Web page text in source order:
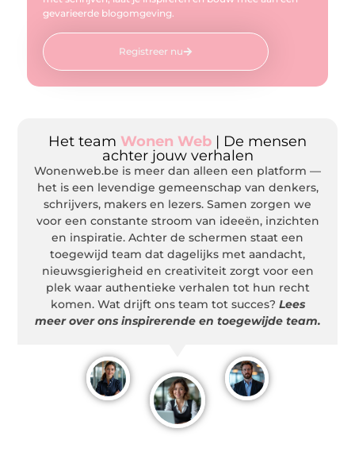
gevarieerde blogomgeving.
Registreer nu
Het team Wonen Web | De mensen
achter jouw verhalen
Wonenweb.be is meer dan alleen een platform —
het is een levendige gemeenschap van denkers,
schrijvers, makers en lezers. Samen zorgen we
voor een constante stroom van ideeën, inzichten
en inspiratie. Achter de schermen staat een
toegewijd team dat dagelijks met aandacht,
nieuwsgierigheid en creativiteit zorgt voor een
plek waar authentieke verhalen tot hun recht
komen. Wat drijft ons team tot succes? Lees
meer over ons inspirerende en toegewijde team.